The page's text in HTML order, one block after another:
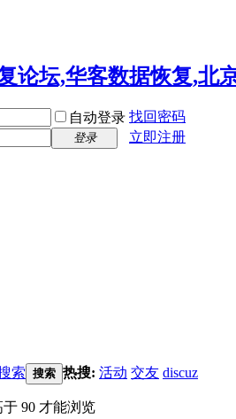
自动登录 找回密码
登录
立即注册
索 搜索 热搜: 活动 交友 discuz
90 才能浏览